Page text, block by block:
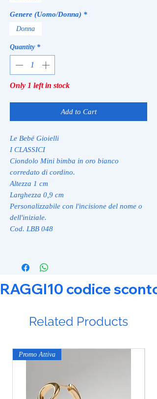
Genere (Uomo/Donna) *
Donna
Quantity *
Only 1 left in stock
Add to Cart
Le Bebé Gioielli
I CLASSICI
Ciondolo Mini bimba in oro bianco
corredato di cordino.
Altezza 1 cm
Larghezza 0,9 cm
Personalizzabile con l'incisione del nome o
dell'iniziale.
Cod. LBB 048
RAGGI10 codice
Related Products
Promo Attiva